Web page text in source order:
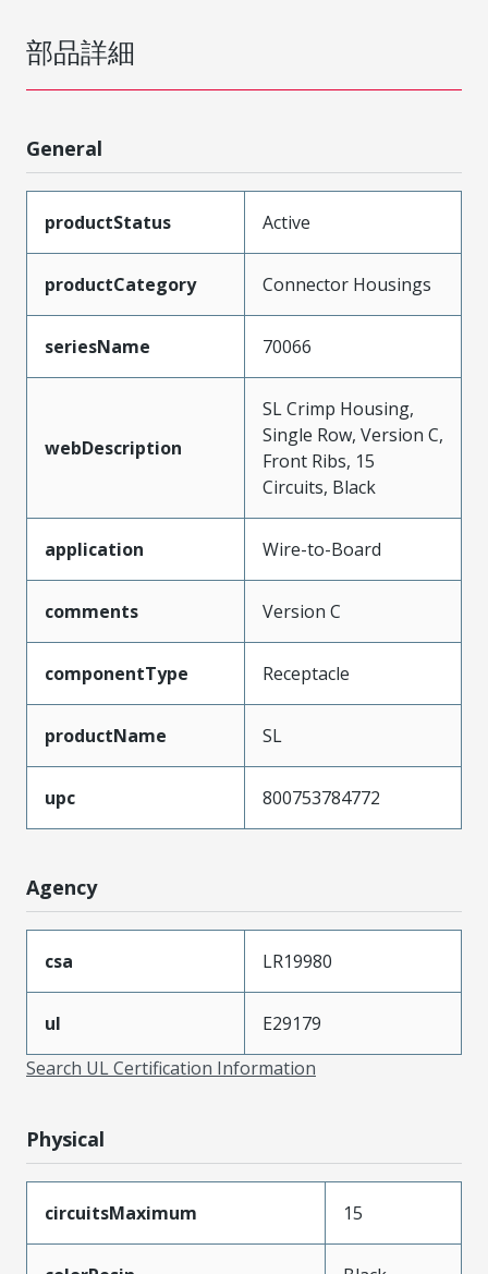
部品詳細
General
productStatus Active
productCategory Connector Housings
seriesName 70066
webDescription
SL Crimp Housing,
Single Row, Version C,
Front Ribs, 15
Circuits, Black
application Wire-to-Board
comments Version C
componentType Receptacle
productName SL
upc 800753784772
Agency
csa LR19980
ul
E29179
Search UL Certification Information
Physical
circuitsMaximum 15